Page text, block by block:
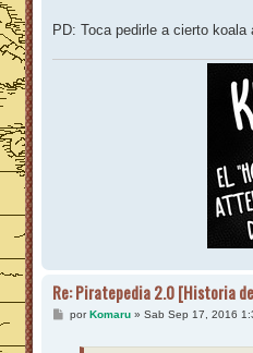
PD: Toca pedirle a cierto
Re: Piratepedia 2.0 [Historia
MporKomaru» Sab Sep 17, 2016